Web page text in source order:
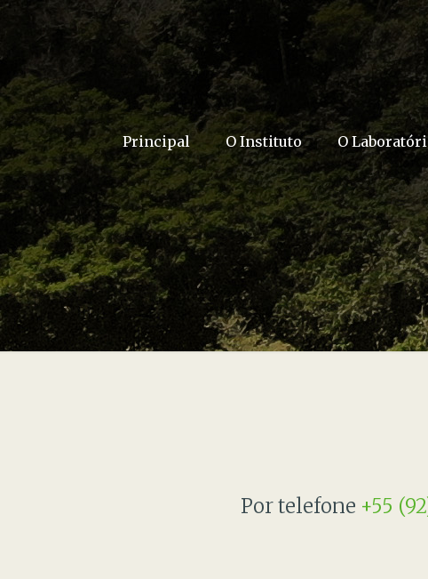
Principal O Instituto O
Por telefone +55